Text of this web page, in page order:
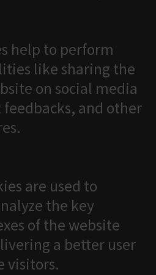
help to perform
like sharing the
on social media
and other
are used to
the key
of the website
a better user
visitors.